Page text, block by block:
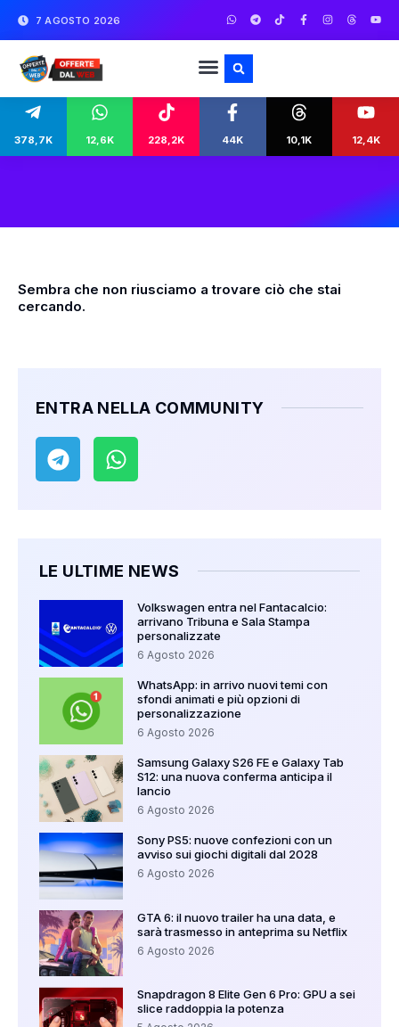
7 AGOSTO 2026
378,7K 12,6K 228,2K 44K 10,1K 12,4K
Sembra che non riusciamo a trovare ciò che stai
cercando.
ENTRA NELLA COMMUNITY
LE ULTIME NEWS
Volkswagen entra nel Fantacalcio:
arrivano Tribuna e Sala Stampa
personalizzate
6 Agosto 2026
WhatsApp: in arrivo nuovi temi con
sfondi animati e più opzioni di
personalizzazione
6 Agosto 2026
Samsung Galaxy S26 FE e Galaxy Tab
S12: una nuova conferma anticipa il
lancio
6 Agosto 2026
Sony PS5: nuove confezioni con un
avviso sui giochi digitali dal 2028
6 Agosto 2026
GTA 6: il nuovo trailer ha una data, e
sarà trasmesso in anteprima su Netflix
6 Agosto 2026
Snapdragon 8 Elite Gen 6 Pro: GPU a sei
slice raddoppia la potenza